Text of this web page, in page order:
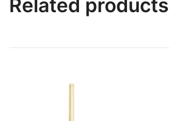
Related products